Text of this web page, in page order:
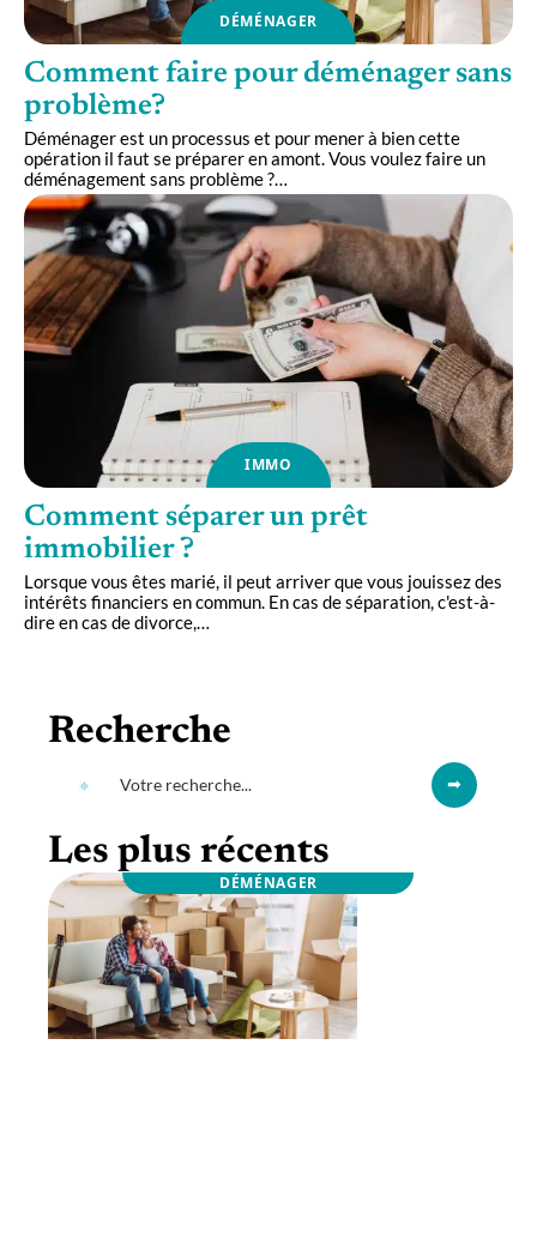
DÉMÉNAGER
Comment faire pour déménager sans
problème?
Déménager est un processus et pour mener à bien cette
opération il faut se préparer en amont. Vous voulez faire un
déménagement sans problème ?…
IMMO
Comment séparer un prêt
immobilier ?
Lorsque vous êtes marié, il peut arriver que vous jouissez des
intérêts financiers en commun. En cas de séparation, c'est-à-
dire en cas de divorce,…
Recherche
Les plus récents
DÉMÉNAGER